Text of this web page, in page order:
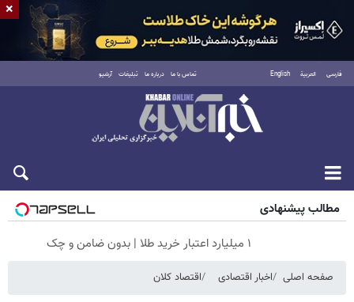
فارسی العربية English تماس با ما درباره ما تبلیغات آرشیو
جمعه ۱۶ مرداد ۱۴۰۵
مطالب پیشنهادی
۱ میلیارد اعتبار خرید طلا | بدون ضامن و چک
صفحه اصلی اخبار اقتصادی اقتصاد کلان
×